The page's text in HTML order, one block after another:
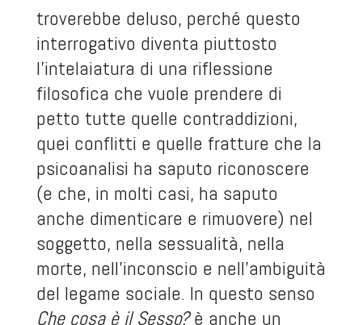
troverebbe deluso, perché questo
interrogativo diventa piuttosto
l’intelaiatura di una riflessione
filosofica che vuole prendere di
petto tutte quelle contraddizioni,
quei conflitti e quelle fratture che la
psicoanalisi ha saputo riconoscere
(e che, in molti casi, ha saputo
anche dimenticare e rimuovere) nel
soggetto, nella sessualità, nella
morte, nell’inconscio e nell’ambiguità
del legame sociale. In questo senso
Che cosa è il Sesso?è anche un